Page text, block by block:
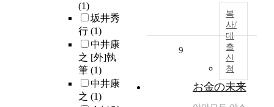
(1)
坂井秀
行 (1)
中井康
之 [外]執
筆 (1)
中井康
之 (1)
복
사/
대
출
신
청
9
お金の未来